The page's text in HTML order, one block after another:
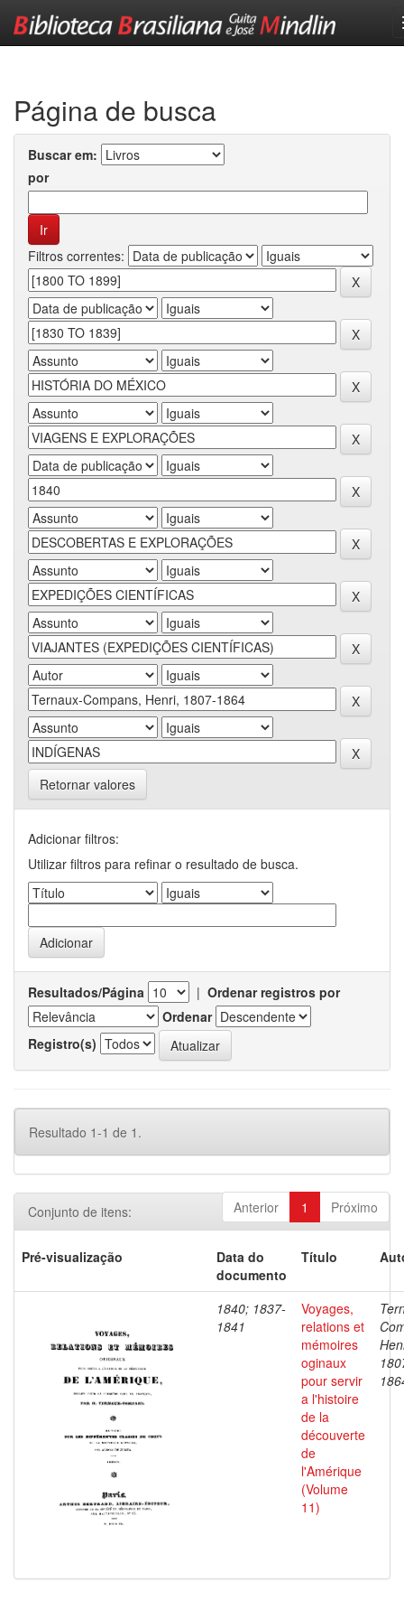
Página de busca
Buscar em:
por
Filtros correntes:
Retornar valores
Adicionar filtros:
Utilizar filtros para refinar o resultado de busca.
Resultados/Página | Ordenar registros por
Ordenar
Registro(s)
Resultado 1-1 de 1.
Anterior 1 Próximo
Conjunto de itens:
Pré-visualização
Data do
documento
Título
1840; 1837-
1841
Voyages,
relations et
mémoires
oginaux
pour servir
a l'histoire
de la
découverte
de
l'Amérique
(Volume
11)